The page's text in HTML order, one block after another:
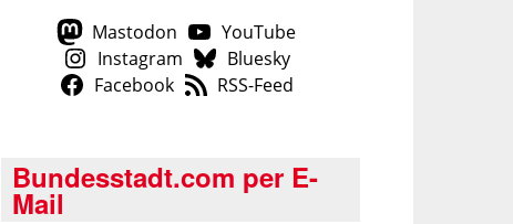
Mastodon
YouTube
Instagram
Bluesky
Facebook
RSS-Feed
Bundesstadt.com per E-
Mail